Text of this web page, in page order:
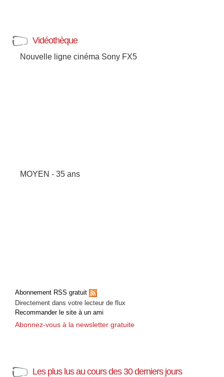
Vidéothèque
Nouvelle ligne cinéma Sony FX5
MOYEN - 35 ans
Abonnement RSS gratuit
Directement dans votre lecteur de flux
Recommander le site à un ami
Abonnez-vous à la newsletter gratuite
Les plus lus au cours des 30 derniers jours